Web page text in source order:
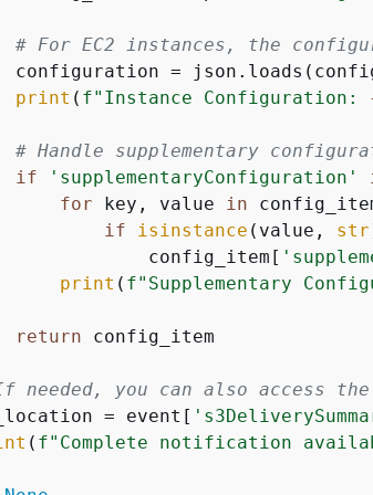
# For EC2 instances, the
configuration =
print ( f"Instance Configuration:
# Handle supplementary
if
'supplementaryConfiguration'
for key, value in
if
isinstance (value, str
config_item[
print ( f"Supplementary
return config_item
needed, you can also access
= event[
( f"Complete notification